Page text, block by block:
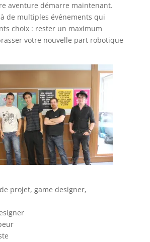
aventure démarre maintenant.
de multiples événements qui
choix : rester un maximum
votre nouvelle part robotique
projet, game designer,